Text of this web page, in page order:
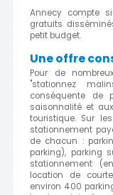
Annecy compte
gratuits
petit budget.
Une offre
Pour de
"stationnez
conséquente de
saisonnalité et
touristique. Sur
stationnement
de chacun :
parking), parking
stationnement
location de
environ 400